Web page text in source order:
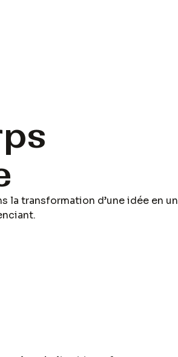
la transformation d’une idée en un